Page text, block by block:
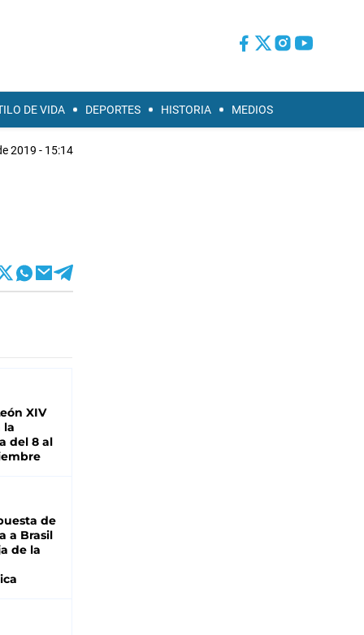
DE VIDA DEPORTES HISTORIA MEDIOS
2019 - 15:14
XIV
la
del 8 al
de
a Brasil
de la